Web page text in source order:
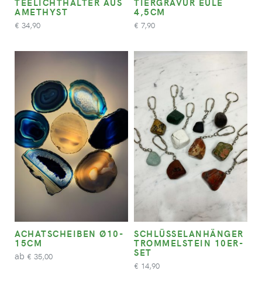
TEELICHTHALTER AUS
AMETHYST
€ 34,90
TIERGRAVUR EULE
4,5CM
€ 7,90
ACHATSCHEIBEN Ø10-
15CM
ab € 35,00
SCHLÜSSELANHÄNGER
TROMMELSTEIN 10ER-
SET
€ 14,90